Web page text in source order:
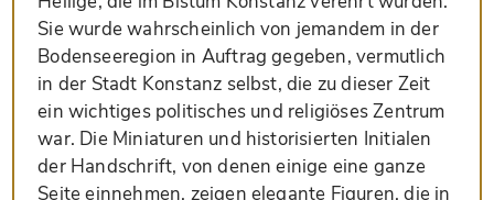
Sie wurde wahrscheinlich von jemandem in der
Bodenseeregion in Auftrag gegeben, vermutlich
in der Stadt Konstanz selbst, die zu dieser Zeit
ein wichtiges politisches und religiöses Zentrum
war. Die Miniaturen und historisierten Initialen
der Handschrift, von denen einige eine ganze
Seite einnehmen, zeigen elegante Figuren, die in